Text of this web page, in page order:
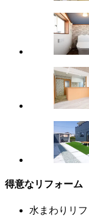
得意なリフォーム
水まわりリ